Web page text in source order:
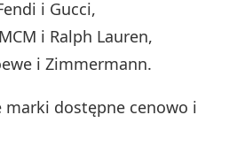
i Gucci,
i Ralph Lauren,
i Zimmermann.
marki dostępne cenowo i